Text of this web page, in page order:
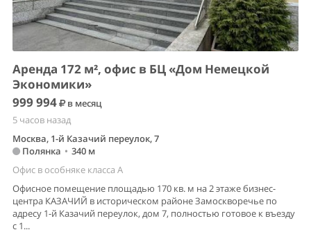
Аренда 172 м², офис в БЦ «Дом Немецкой
Экономики»
999 994
в месяц
5 часов назад
Москва, 1-й Казачий переулок, 7
Полянка • 340 м
Офис в особняке класса A
Офисное помещение площадью 170 кв. м на 2 этаже бизнес-
центра КАЗАЧИЙ в историческом районе Замоскворечье по
адресу 1-й Казачий переулок, дом 7, полностью готовое к въезду
с 1...